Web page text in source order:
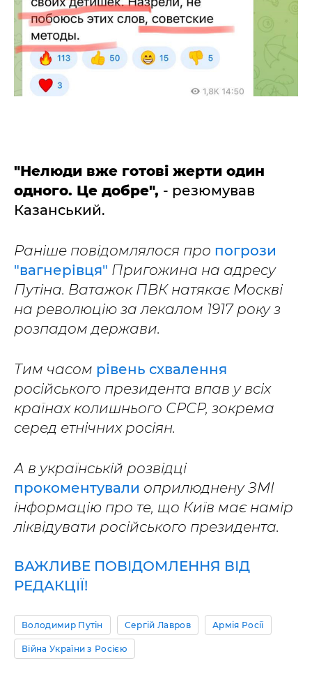
"Нелюди вже готові жерти один
одного. Це добре", - резюмував
Казанський.
Раніше повідомлялося про погрози
"вагнерівця" Пригожина на адресу
Путіна. Ватажок ПВК натякає Москві
на революцію за лекалом 1917 року з
розпадом держави.
Тим часом рівень схвалення
російського президента впав у всіх
країнах колишнього СРСР, зокрема
серед етнічних росіян.
А в українській розвідці
прокоментували оприлюднену ЗМІ
інформацію про те, що Київ має намір
ліквідувати російського президента.
ВАЖЛИВЕ ПОВІДОМЛЕННЯ ВІД
РЕДАКЦІЇ!
Володимир Путін Сергій Лавров Армія Росії
Війна України з Росією